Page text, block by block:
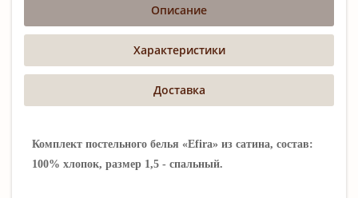
Описание
Характеристики
Доставка
Комплект постельного белья «Efira» из сатина, состав:
100% хлопок, размер 1,5 - спальный.